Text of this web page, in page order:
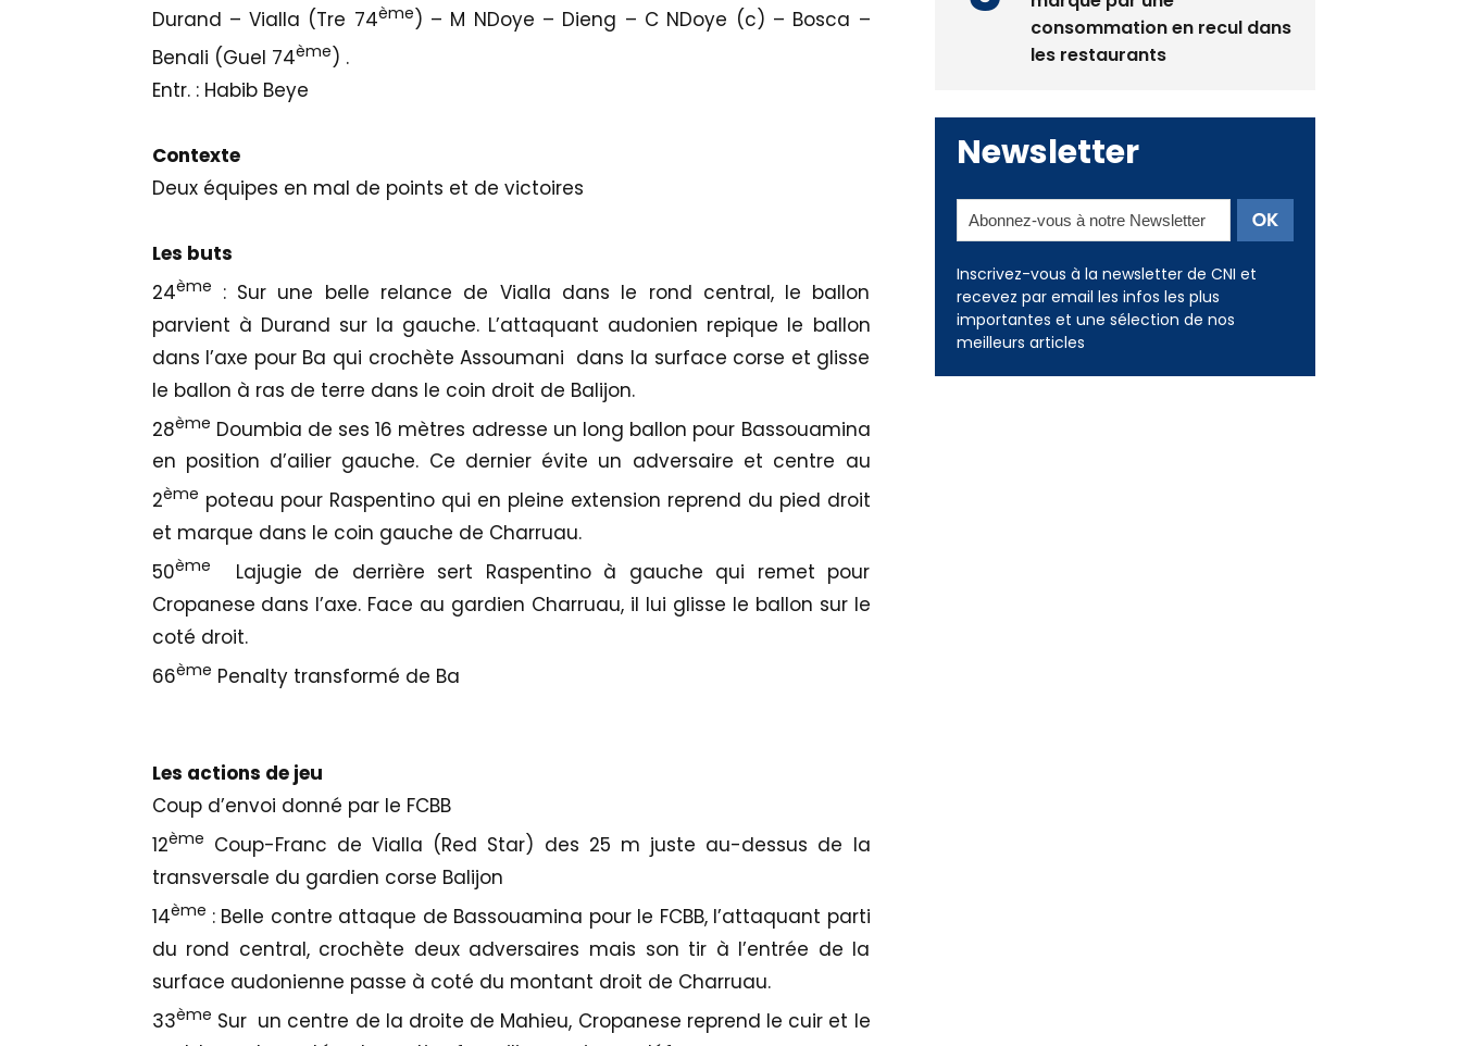
Durand – Vialla (Tre 74ème) – M NDoye – Dieng – C NDoye (c) – Bosca –
Benali (Guel 74ème) .
Entr. : Habib Beye
Contexte
Deux équipes en mal de points et de victoires
Les buts
24ème : Sur une belle relance de Vialla dans le rond central, le ballon
parvient à Durand sur la gauche. L’attaquant audonien repique le ballon
dans l’axe pour Ba qui crochète Assoumani dans la surface corse et glisse
le ballon à ras de terre dans le coin droit de Balijon.
28ème Doumbia de ses 16 mètres adresse un long ballon pour Bassouamina
en position d’ailier gauche. Ce dernier évite un adversaire et centre au
2ème poteau pour Raspentino qui en pleine extension reprend du pied droit
et marque dans le coin gauche de Charruau.
50ème
Lajugie de derrière sert Raspentino à gauche qui remet pour
Cropanese dans l’axe. Face au gardien Charruau, il lui glisse le ballon sur le
coté droit.
66ème Penalty transformé de Ba
Les actions de jeu
Coup d’envoi donné par le FCBB
12ème Coup-Franc de Vialla (Red Star) des 25 m juste au-dessus de la
transversale du gardien corse Balijon
14ème : Belle contre attaque de Bassouamina pour le FCBB, l’attaquant parti
du rond central, crochète deux adversaires mais son tir à l’entrée de la
surface audonienne passe à coté du montant droit de Charruau.
33ème Sur un centre de la droite de Mahieu, Cropanese reprend le cuir et le
En Corse, un début de saison
marqué par une
Newsletter
Inscrivez-vous à la newsletter de CNI et
recevez par email les infos les plus
importantes et une sélection de nos